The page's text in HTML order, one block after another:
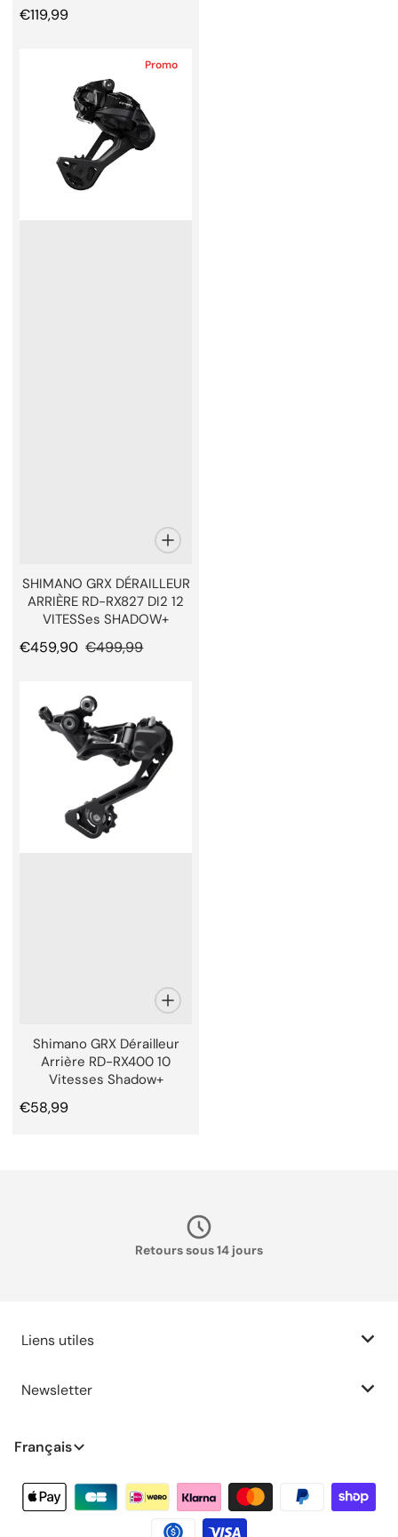
Prix normal
€119,99
Promo
SHIMANO GRX DÉRAILLEUR
ARRIÈRE RD-RX827 DI2 12
VITESSes SHADOW+
Prix promotionnel
€459,90 Prix normal
€499,99
Shimano GRX Dérailleur
Arrière RD-RX400 10
Vitesses Shadow+
Prix normal
€58,99
Retours sous 14 jours
Liens utiles
Newsletter
Langue
Français
Modes de paiement